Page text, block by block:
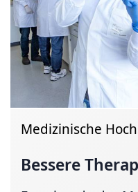
Medizinische
Bessere